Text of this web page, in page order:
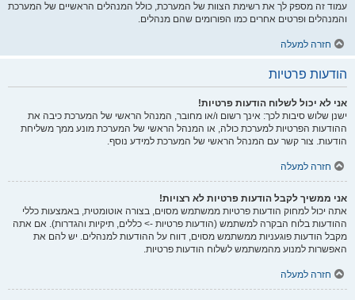
עמוד זה מספק לך את רשימת הצוות של המערכת, כולל המנהלים הראשיים של המערכת
והמנהלים ופרטים אחרים כמו הפורומים שהם מנהלים.
חזרה למעלה
הודעות פרטיות
אני לא יכול לשלוח הודעות פרטיות!
ישנן שלוש סיבות לכך: אינך רשום ו/או מחובר, המנהל הראשי של המערכת כיבה את
ההודעות הפרטיות למערכת כולה, או המנהל הראשי של המערכת מונע ממך משליחת
הודעות. צור קשר עם המנהל הראשי של המערכת למידע נוסף.
חזרה למעלה
אני ממשיך לקבל הודעות פרטיות לא רצויות!
אתה יכול למחוק הודעות פרטיות ממשתמש מסוים, בצורה אוטומטית, באמצעות כללי
ההודעות בלוח הבקרה למשתמש (הודעות פרטיות -> כללים, תיקיות והגדרות). אם אתה
מקבל הודעות פוגעניות ממשתמש מסוים, דווח על ההודעות למנהלים. יש להם את
האפשרות למנוע מהמשתמש לשלוח הודעות פרטיות.
חזרה למעלה